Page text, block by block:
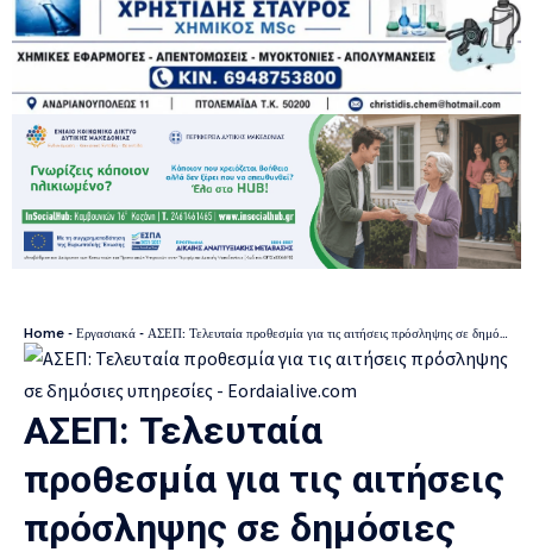
Home - Εργασιακά - ΑΣΕΠ: Τελευταία προθεσμία για τις αιτήσεις πρόσληψης σε δημόσιες υπηρεσίες
ΑΣΕΠ: Τελευταία
προθεσμία για τις αιτήσεις
πρόσληψης σε δημόσιες